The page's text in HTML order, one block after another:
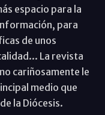
espacio para la
para
de unos
La revista
cariñosamente le
medio que
la Diócesis.